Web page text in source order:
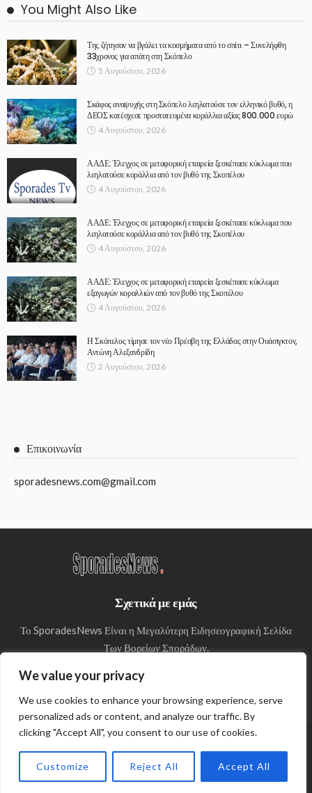
We value your privacy
We use cookies to enhance your browsing experience, serve
personalized ads or content, and analyze our traffic. By
clicking "Accept All", you consent to our use of cookies.
Customize Reject All Accept All
You Might Also Like
Της ζήτησαν να βγάλει τα κοσμήματα από το σπίτι – Συνελήφθη
33χρονος για απάτη στη Σκόπελο
5 Αυγούστου, 2026
Σκάφος αναψυχής στη Σκόπελο λεηλατούσε τον ελληνικό βυθό, η
ΔΕΟΣ κατέσχεσε προστατευμένα κοράλλια αξίας 800.000 ευρώ
4 Αυγούστου, 2026
ΑΑΔΕ: Έλεγχος σε μεταφορική εταιρεία ξεσκέπασε κύκλωμα που
λεηλατούσε κοράλλια από τον βυθό της Σκοπέλου
4 Αυγούστου, 2026
ΑΑΔΕ: Έλεγχος σε μεταφορική εταιρεία ξεσκέπασε κύκλωμα που
λεηλατούσε κοράλλια από τον βυθό της Σκοπέλου
4 Αυγούστου, 2026
ΑΑΔΕ: Έλεγχος σε μεταφορική εταιρεία ξεσκέπασε κύκλωμα
εξαγωγών κοραλλιών από τον βυθό της Σκοπέλου
4 Αυγούστου, 2026
Η Σκόπελος τίμησε τον νέο Πρέσβη της Ελλάδας στην Ουάσιγκτον,
Αντώνη Αλεξανδρίδη
2 Αυγούστου, 2026
Επικοινωνία
sporadesnews.com@gmail.com
Σχετικά με εμάς
Το SporadesNews Είναι η Μεγαλύτερη Ειδησεογραφική Σελίδα
Των Βορείων Σποράδων.
© Copyright 2024 SporadesNews
Πολιτική απορρήτου